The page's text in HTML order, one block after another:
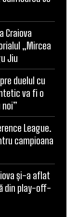
Craiova
„Mircea
Jiu
duelul cu
va fi o
League.
campioana
și-a aflat
din play-off-